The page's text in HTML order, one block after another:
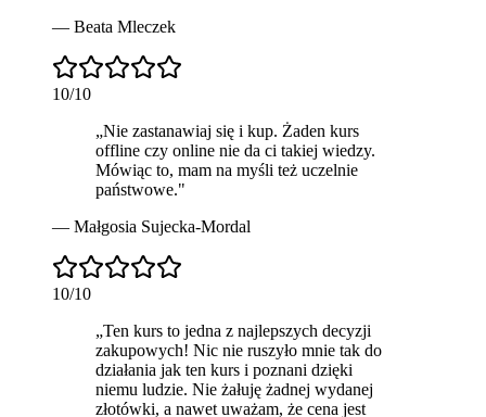
— Beata Mleczek
10/10
„Nie zastanawiaj się i kup. Żaden kurs
offline czy online nie da ci takiej wiedzy.
Mówiąc to, mam na myśli też uczelnie
państwowe."
— Małgosia Sujecka-Mordal
10/10
„Ten kurs to jedna z najlepszych decyzji
zakupowych! Nic nie ruszyło mnie tak do
działania jak ten kurs i poznani dzięki
niemu ludzie. Nie żałuję żadnej wydanej
złotówki, a nawet uważam, że cena jest